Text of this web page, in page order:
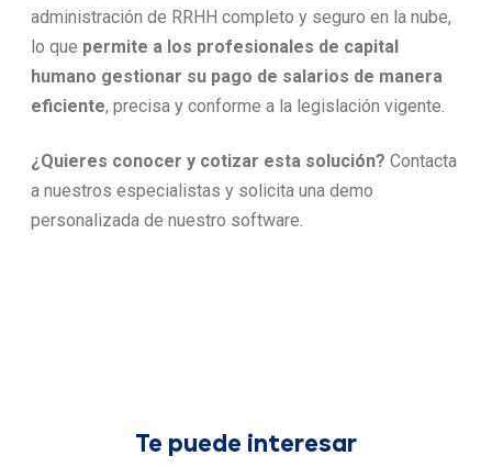
administración de RRHH completo y seguro en la nube,
lo que permite a los profesionales de capital
humano gestionar su pago de salarios de manera
eficiente, precisa y conforme a la legislación vigente.
¿Quieres conocer y cotizar esta solución? Contacta
a nuestros especialistas y solicita una demo
personalizada de nuestro software.
Te puede interesar